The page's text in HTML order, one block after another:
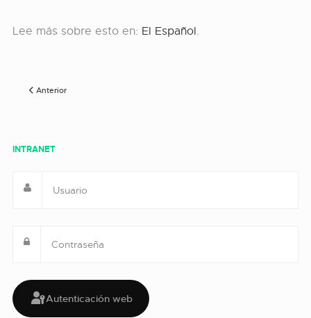
Lee más sobre esto en: El Español.
Artículo anterior: Estado del arte en la preservación digital: hacia una
Anterior
INTRANET
Autenticación web